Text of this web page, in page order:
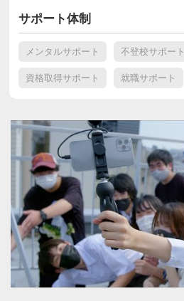
サポート体制
メンタルサポート 不登校サポート
資格取得サポート 就職サポート